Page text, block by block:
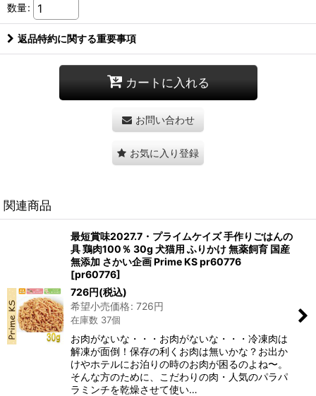
数量:
返品特約に関する重要事項
カートに入れる
お問い合わせ
お気に入り登録
関連商品
最短賞味2027.7・プライムケイズ 手作りごはんの
具 鶏肉100％ 30g 犬猫用 ふりかけ 無薬飼育 国産
無添加 さかい企画 Prime KS pr60776
[pr60776]
726円(税込)
希望小売価格: 726円
在庫数 37個
お肉がないな・・・お肉がないな・・・冷凍肉は
解凍が面倒！保存の利くお肉は無いかな？お出か
けやホテルにお泊りの時のお肉が困るのよね〜。
そんな方のために、こだわりの肉・人気のパラパ
ラミンチを乾燥させて使い…